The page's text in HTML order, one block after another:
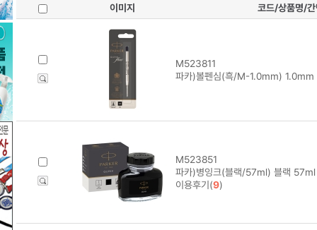
이미지 코드/상품명/간
M523811
파카)볼펜심(흑/M-1.0mm) 1.0mm
M523851
파카)병잉크(블랙/57ml) 블랙 57ml
이용후기(9)